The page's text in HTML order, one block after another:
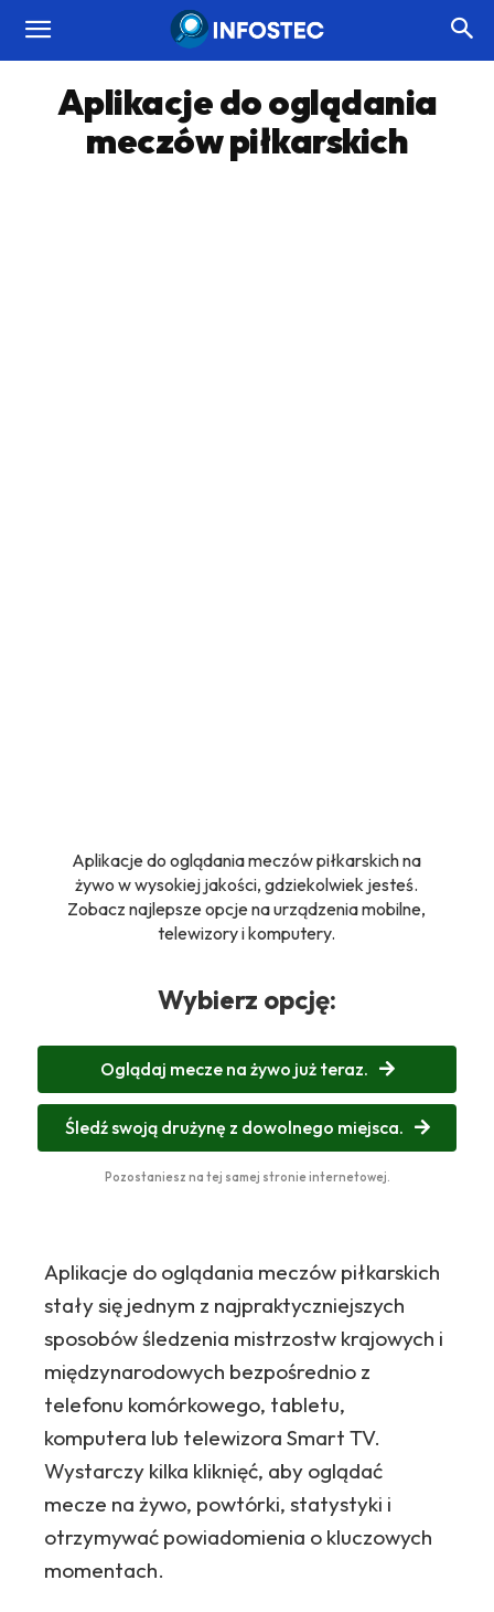
Aplikacje do oglądania
meczów piłkarskich
Aplikacje do oglądania meczów piłkarskich na
żywo w wysokiej jakości, gdziekolwiek jesteś.
Zobacz najlepsze opcje na urządzenia mobilne,
telewizory i komputery.
Wybierz opcję:
Oglądaj mecze na żywo już teraz.
Śledź swoją drużynę z dowolnego miejsca.
Pozostaniesz na tej samej stronie internetowej.
Aplikacje do oglądania meczów piłkarskich
stały się jednym z najpraktyczniejszych
sposobów śledzenia mistrzostw krajowych i
międzynarodowych bezpośrednio z
telefonu komórkowego, tabletu,
komputera lub telewizora Smart TV.
Wystarczy kilka kliknięć, aby oglądać
mecze na żywo, powtórki, statystyki i
otrzymywać powiadomienia o kluczowych
momentach.